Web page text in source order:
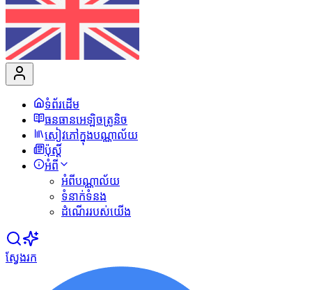
ទំព័រដើម
ធនធានអេឡិចត្រូនិច
សៀវភៅក្នុងបណ្ណាល័យ
ប៉ុស្ដិ៍
អំពី
អំពីបណ្ណាល័យ
ទំនាក់ទំនង
ដំណើររបស់យើង
ស្វែងរក